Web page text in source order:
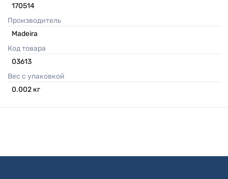
170514
Производитель
Madeira
Код товара
03613
Вес с упаковкой
0.002 кг